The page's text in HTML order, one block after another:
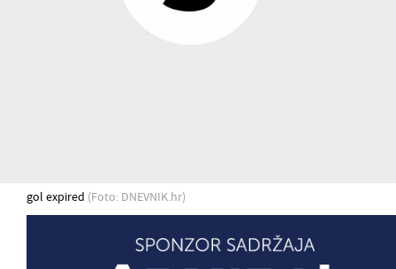
gol expired (Foto: DNEVNIK.hr)